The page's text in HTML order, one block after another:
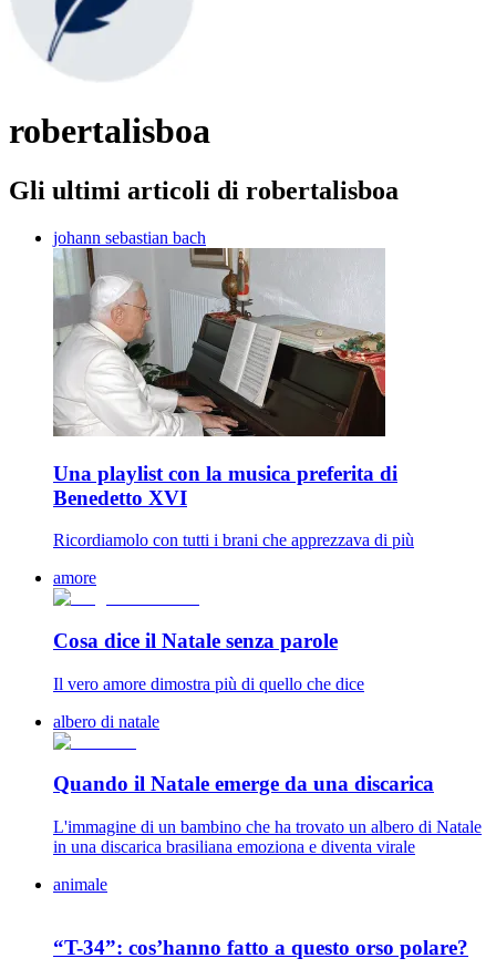
robertalisboa
Gli ultimi articoli di robertalisboa
johann sebastian bach
Una playlist con la musica preferita di
Benedetto XVI
Ricordiamolo con tutti i brani che apprezzava di più
amore
Cosa dice il Natale senza parole
Il vero amore dimostra più di quello che dice
albero di natale
Quando il Natale emerge da una discarica
L'immagine di un bambino che ha trovato un albero di Natale
in una discarica brasiliana emoziona e diventa virale
animale
“T-34”: cos’hanno fatto a questo orso polare?